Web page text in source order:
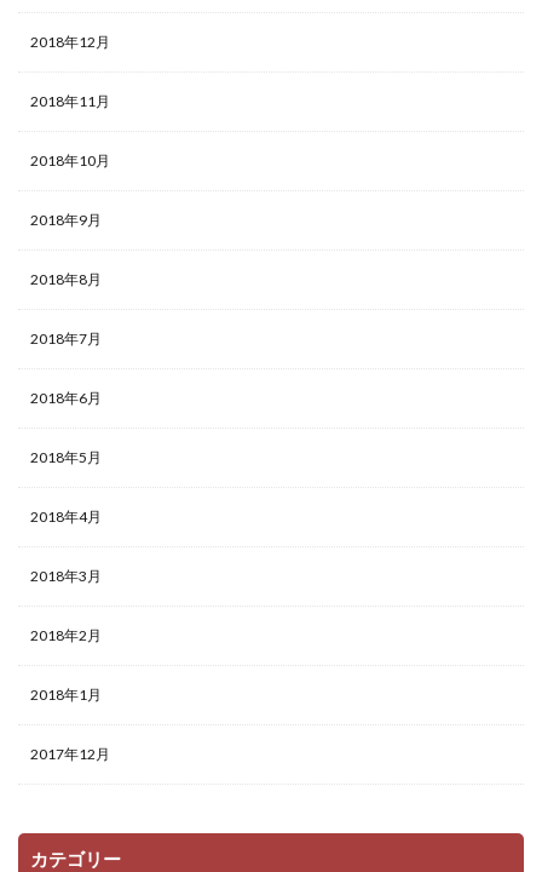
2018年12月
2018年11月
2018年10月
2018年9月
2018年8月
2018年7月
2018年6月
2018年5月
2018年4月
2018年3月
2018年2月
2018年1月
2017年12月
カテゴリー